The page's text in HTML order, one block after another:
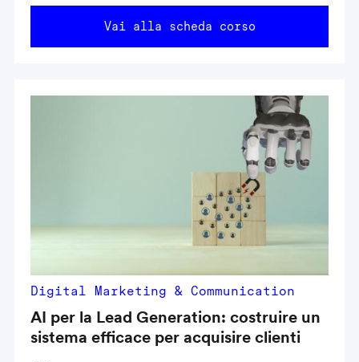
Vai alla scheda corso
Digital Marketing & Communication
AI per la Lead Generation: costruire un
sistema efficace per acquisire clienti